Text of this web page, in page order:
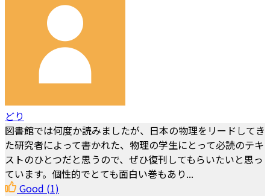
どり
図書館では何度か読みましたが、日本の物理をリードしてき
た研究者によって書かれた、物理の学生にとって必読のテキ
ストのひとつだと思うので、ぜひ復刊してもらいたいと思っ
ています。個性的でとても面白い巻もあり...
Good (1)